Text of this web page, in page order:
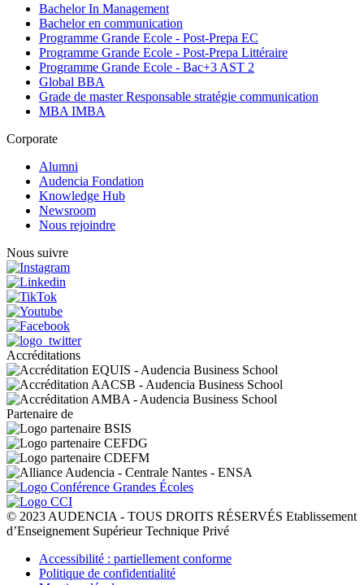
Bachelor In Management
Bachelor en communication
Programme Grande Ecole - Post-Prepa EC
Programme Grande Ecole - Post-Prepa Littéraire
Programme Grande Ecole - Bac+3 AST 2
Global BBA
Grade de master Responsable stratégie communication
MBA IMBA
Corporate
Alumni
Audencia Fondation
Knowledge Hub
Newsroom
Nous rejoindre
Nous suivre
Accréditations
Partenaire de
© 2023 AUDENCIA - TOUS DROITS RÉSERVÉS Etablissement
d’Enseignement Supérieur Technique Privé
Pied
Accessibilité : partiellement conforme
Politique de confidentialité